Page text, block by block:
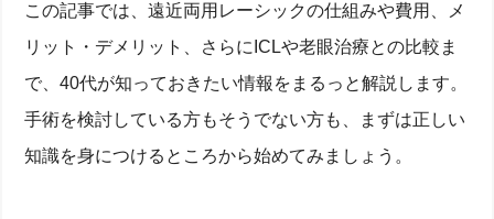
この記事では、遠近両用レーシックの仕組みや費用、メ
リット・デメリット、さらにICLや老眼治療との比較ま
で、40代が知っておきたい情報をまるっと解説します。
手術を検討している方もそうでない方も、まずは正しい
知識を身につけるところから始めてみましょう。